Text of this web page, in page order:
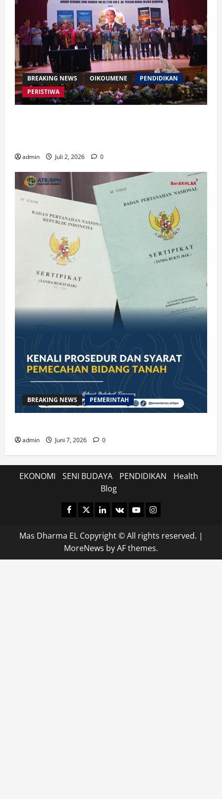
BREAKING NEWS OIKOUMENE
PENDIDIKAN
PERISTIWA
admin Juli 2, 2026 0
BREAKING NEWS PEMERINTAH
admin Juni 7, 2026 0
EKONOMI SENI BUDAYA PENDIDIKAN
Health
Blog
Facebook
TwitterLinkedin
VK YoutubeInstagram
Mas Dharma EL Copyright © All rights reserved. |
MoreNews by AF themes.